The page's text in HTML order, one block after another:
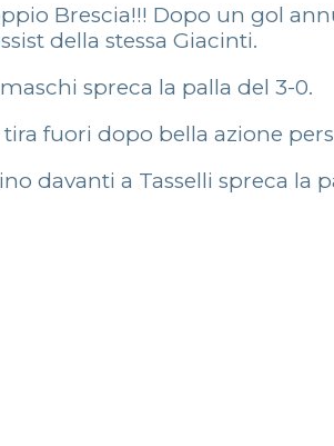
Brescia!!! Dopo un gol
della stessa Giacinti.
spreca la palla del 3-0.
tira fuori dopo bella azione
davanti a Tasselli spreca